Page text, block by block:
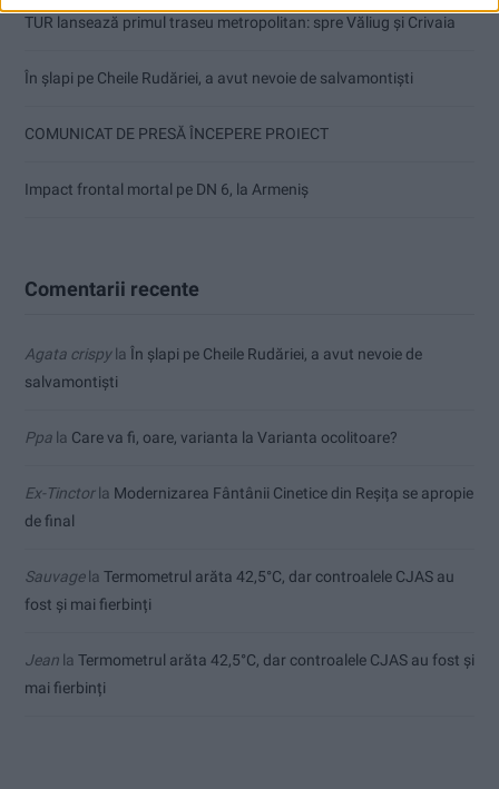
TUR lansează primul traseu metropolitan: spre Văliug și Crivaia
În șlapi pe Cheile Rudăriei, a avut nevoie de salvamontiști
COMUNICAT DE PRESĂ ÎNCEPERE PROIECT
Impact frontal mortal pe DN 6, la Armeniș
Comentarii recente
Agata crispyla În șlapi pe Cheile Rudăriei, a avut nevoie de
salvamontiști
Ppa la Care va fi, oare, varianta la Varianta ocolitoare?
Ex-Tinctorla Modernizarea Fântânii Cinetice din Reșița se apropie
de final
Sauvagela Termometrul arăta 42,5°C, dar controalele CJAS au
fost și mai fierbinți
Jean la Termometrul arăta 42,5°C, dar controalele CJAS au fost și
mai fierbinți